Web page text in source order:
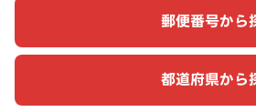
郵便番号から
都道府県から